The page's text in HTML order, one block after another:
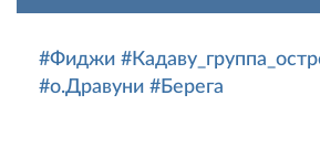
#Фиджи
#о.Дравуни #Берега